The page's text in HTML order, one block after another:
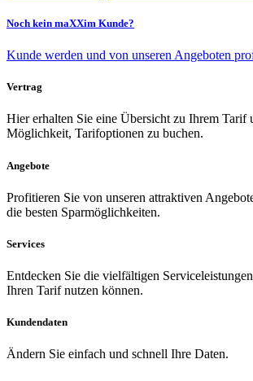
Noch kein maXXim Kunde?
Kunde werden und von unseren Angeboten
Vertrag
Hier erhalten Sie eine Übersicht zu Ihrem Tarif
Möglichkeit, Tarifoptionen zu buchen.
Angebote
Profitieren Sie von unseren attraktiven
die besten Sparmöglichkeiten.
Services
Entdecken Sie die vielfältigen
Ihren Tarif nutzen können.
Kundendaten
Ändern Sie einfach und schnell Ihre Daten.